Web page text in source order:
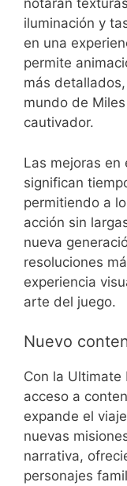
notarán
iluminación y
en una
permite
más
mundo de
cautivador.
Las mejoras en
significan
permitiendo a
acción sin
nueva
resoluciones
experiencia
arte del juego.
Nuevo
Con la Ultimate
acceso a
expande el
nuevas
narrativa,
personajes